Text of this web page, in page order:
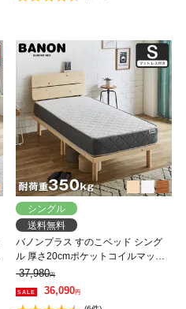
シングル
送料無料
バノンプラス すのこベッド シング
ル 厚さ20cmポケットコイルマット
レスセット 木製 耐荷重350kg 組立
簡単 棚付き コンセント 高さ4段階
【大型家具配送】
37,980円
36,090円